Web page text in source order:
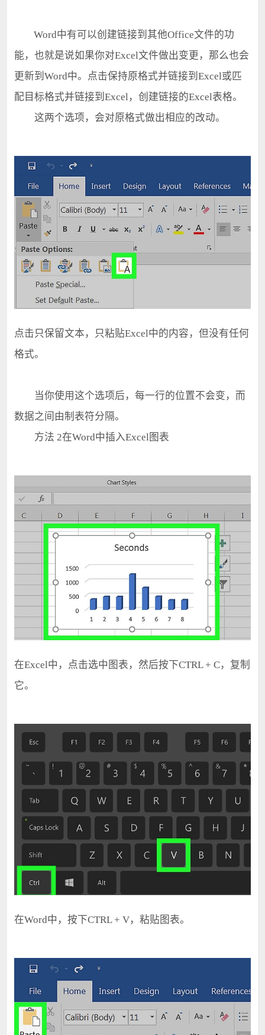
Word中有可以创建链接到其他Office文件的功
能，也就是说如果你对Excel文件做出变更，那么也会
更新到Word中。点击保持原格式并链接到Excel或匹
配目标格式并链接到Excel，创建链接的Excel表格。
这两个选项，会对原格式做出相应的改动。
点击只保留文本，只粘贴Excel中的内容，但没有任何
格式。
当你使用这个选项后，每一行的位置不会变，而
数据之间由制表符分隔。
方法 2在Word中插入Excel图表
在Excel中，点击选中图表，然后按下CTRL + C，复制
它。
在Word中，按下CTRL + V，粘贴图表。